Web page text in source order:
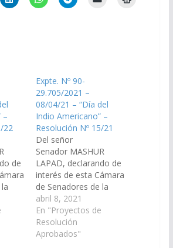
–
22
de
el
Expte. Nº 90-
29.705/2021 –
08/04/21 – “Día del
Indio Americano” –
Resolución Nº 15/21
Del señor
Senador MASHUR
LAPAD, declarando de
interés de esta Cámara
de Senadores de la
Provincia de Salta, el
“Día del Indio
Americano” que se
celebra el 19 de Abril
abril 8, 2021
En "Proyectos de
Resolución
Aprobados"